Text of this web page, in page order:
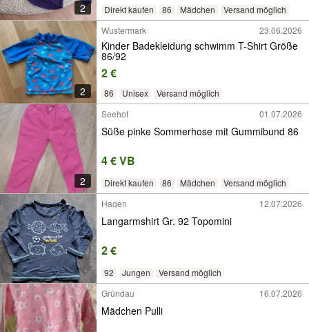
2 Direkt kaufen 86 Mädchen Versand möglich
2
Wustermark 23.06.2026
Kinder Badekleidung schwimm T-Shirt Größe
86/92
2 €
86 Unisex Versand möglich
2
Seehof 01.07.2026
Süße pinke Sommerhose mit Gummibund 86
4 € VB
Direkt kaufen 86 Mädchen
Versand möglich
Hagen
12.07.2026
Langarmshirt Gr. 92 Topomini
2 €
92 Jungen
Versand möglich
Gründau
16.07.2026
Mädchen Pulli